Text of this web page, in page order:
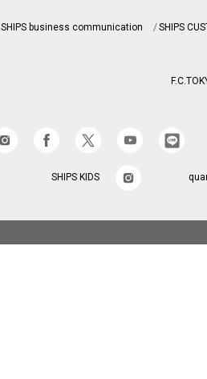
SHIPS business communication SHIPS
SHIPS KIDS